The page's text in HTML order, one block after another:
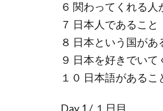
６ 関わってくれる人
７ 日本人であること
８ 日本という国があ
９ 日本を好きでい
１０ 日本語があるこ